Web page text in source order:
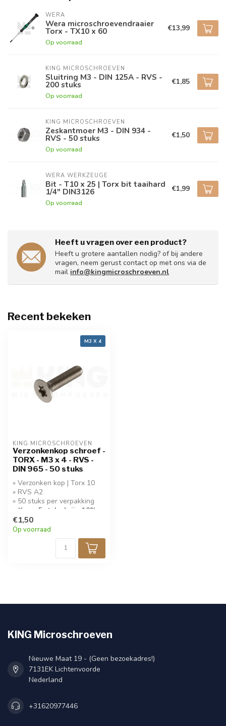
WERA
Wera microschroevendraaier
Torx - TX10 x 60
Op voorraad
€13,99
KING MICROSCHROEVEN
Sluitring M3 - DIN 125A - RVS -
200 stuks
Op voorraad
€1,85
KING MICROSCHROEVEN
Zeskantmoer M3 - DIN 934 -
RVS - 50 stuks
Op voorraad
€1,50
WERA WERKZEUGE
Bit - T10 x 25 | Torx bit taaihard
1/4" DIN3126
Op voorraad
€1,99
Heeft u vragen over een product?
Heeft u grotere aantallen nodig? of bij andere
vragen, neem gerust contact op met ons via de
mail info@kingmicroschroeven.nl
Recent bekeken
M3 X 4
KING MICROSCHROEVEN
Verzonkenkop schroef -
TORX - M3 x 4 - RVS -
DIN 965 - 50 stuks
» Verzonken kop | Torx 10
» RVS A2
» 50 stuks per verpakking
» Koop 5 stuks krijg 10%
korting!
€1,50
Op voorraad
KING Microschroeven
Nieuwe Maat 19 - (Geen bezoekadres!)
7131EK Lichtenvoorde
Nederland
+31620977446